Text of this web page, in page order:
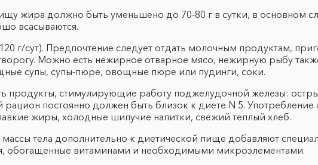
жира должно быть уменьшено до 70-80 г в сутки, в основном
всасываются.
г/сут). Предпочтение следует отдать молочным продуктам,
Можно есть нежирное отварное мясо, нежирную рыбу
супы, супы-пюре, овощные пюре или пудинги, соки.
продукты, стимулирующие работу поджелудочной железы:
постоянно должен быть близок к диете N 5. Употребление
жиры, холодные шипучие напитки, свежий теплый хлеб.
тела дополнительно к диетической пище добавляют
обогащенные витаминами и необходимыми микроэлементами.